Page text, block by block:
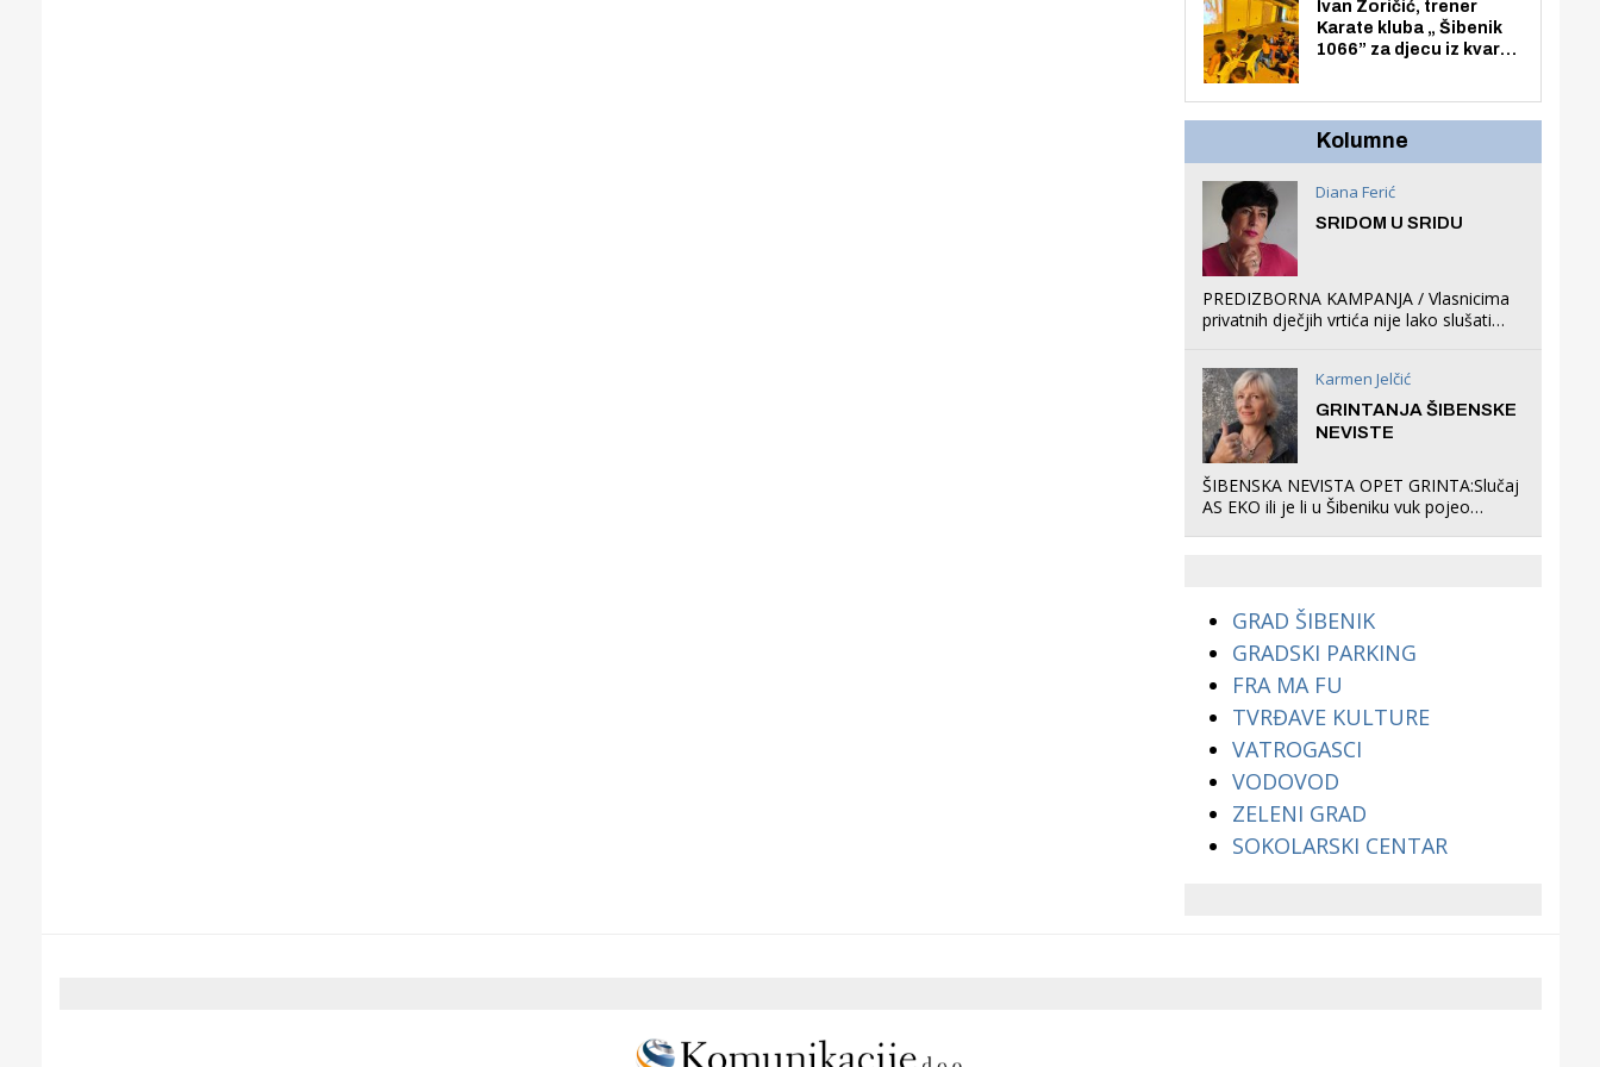
Ivan Zoričić, trener
Karate kluba „ Šibenik
1066” za djecu iz kvarta
organizirao dječje
Kolumne
Diana Ferić
SRIDOM U SRIDU
PREDIZBORNA KAMPANJA / Vlasnicima
privatnih dječjih vrtića nije lako slušati
što oni rade u Šibeniku ne postoji
Karmen Jelčić
GRINTANJA ŠIBENSKE
NEVISTE
ŠIBENSKA NEVISTA OPET GRINTA:Slučaj
AS EKO ili je li u Šibeniku vuk pojeo
GRAD ŠIBENIK
GRADSKI PARKING
FRA MA FU
TVRĐAVE KULTURE
VATROGASCI
VODOVOD
ZELENI GRAD
SOKOLARSKI CENTAR